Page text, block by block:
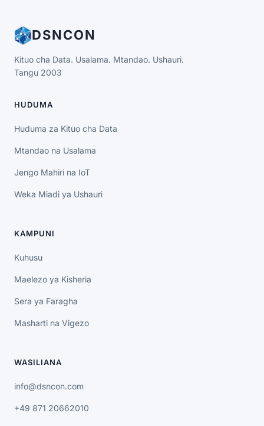
DSNCON
Kituo cha Data. Usalama. Mtandao. Ushauri.
Tangu 2003
HUDUMA
Huduma za Kituo cha Data
Mtandao na Usalama
Jengo Mahiri na IoT
Weka Miadi ya Ushauri
KAMPUNI
Kuhusu
Maelezo ya Kisheria
Sera ya Faragha
Masharti na Vigezo
WASILIANA
info@dsncon.com
+49 871 20662010